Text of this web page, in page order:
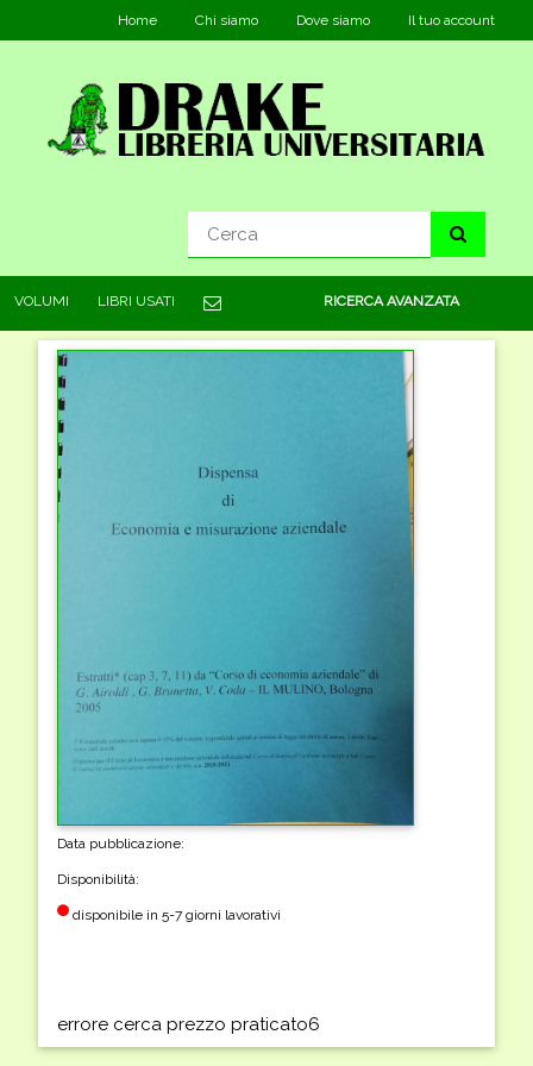
Home Chi siamo Dove siamo Il tuo account
VOLUMI LIBRI USATI RICERCA AVANZATA
Data pubblicazione:
Disponibilità:
disponibile in 5-7 giorni lavorativi
errore cerca prezzo praticato6